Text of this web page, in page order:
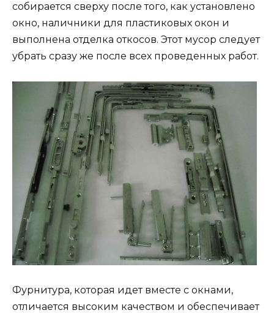
собирается сверху после того, как установлено
окно, наличники для пластиковых окон и
выполнена отделка откосов. Этот мусор следует
убрать сразу же после всех проведенных работ.
Фурнитура, которая идет вместе с окнами,
отличается высоким качеством и обеспечивает